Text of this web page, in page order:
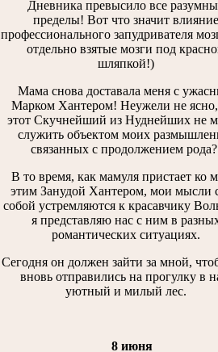
Дневника превысило все
пределы! Вот что значит влияние
профессионального запудривателя
отдельно взятые мозги под
шляпкой!)
Мама снова доставала меня с
Марком Хантером! Неужели не
этот Скучнейший из Нуднейших не
служить объектом моих
связанных с продолжением
В то время, как мамуля пристает ко
этим Занудой Хантером, мои мысли
собой устремляются к красавчику
я представляю нас с ним в
романтических ситуациях.
Сегодня он должен зайти за мной,
вновь отправились на прогулку в
уютный и милый лес.
8 июня